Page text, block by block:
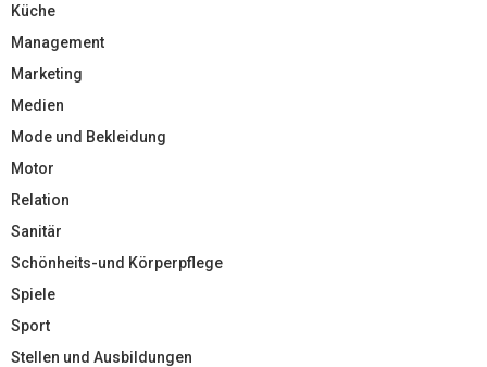
Küche
Management
Marketing
Medien
Mode und Bekleidung
Motor
Relation
Sanitär
Schönheits-und Körperpflege
Spiele
Sport
Stellen und Ausbildungen